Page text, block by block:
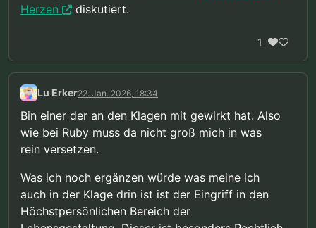
Herzen
diskutiert.
1
Lu Erker22. Jan. 2026, 18:34
Bin einer der an den Klagen mit gewirkt hat. Also
wie bei Ruby muss da nicht groß mich in was
rein versetzen.
Was ich noch ergänzen würde was meine ich
auch in der Klage drin ist ist der Eingriff in den
Höchstpersönlichen Bereich der